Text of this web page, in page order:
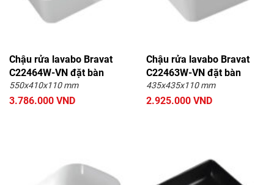
Chậu rửa lavabo Bravat
C22464W-VN đặt bàn
550x410x110 mm
3.786.000 VND
Chậu rửa lavabo Bravat
C22463W-VN đặt bàn
435x435x110 mm
2.925.000 VND